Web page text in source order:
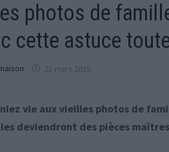
photos de
cette astuce
21 mars 2025
vie aux vieilles photos de
deviendront des pièces